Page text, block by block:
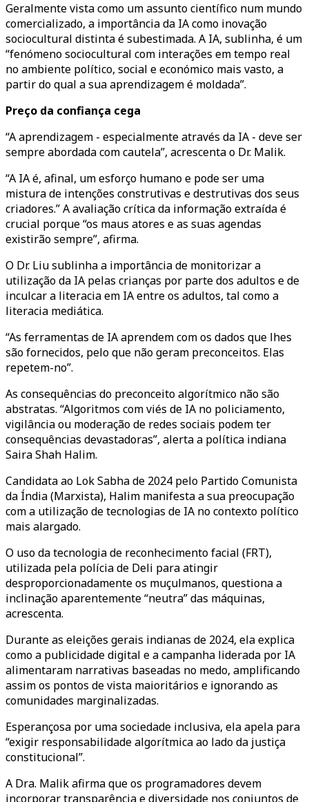
Geralmente vista como um assunto científico num mundo
comercializado, a importância da IA como inovação
sociocultural distinta é subestimada. A IA, sublinha, é um
“fenómeno sociocultural com interações em tempo real
no ambiente político, social e económico mais vasto, a
partir do qual a sua aprendizagem é moldada”.
Preço da confiança cega
“A aprendizagem - especialmente através da IA - deve ser
sempre abordada com cautela”, acrescenta o Dr. Malik.
“A IA é, afinal, um esforço humano e pode ser uma
mistura de intenções construtivas e destrutivas dos seus
criadores.” A avaliação crítica da informação extraída é
crucial porque “os maus atores e as suas agendas
existirão sempre”, afirma.
O Dr. Liu sublinha a importância de monitorizar a
utilização da IA pelas crianças por parte dos adultos e de
inculcar a literacia em IA entre os adultos, tal como a
literacia mediática.
“As ferramentas de IA aprendem com os dados que lhes
são fornecidos, pelo que não geram preconceitos. Elas
repetem-no”.
As consequências do preconceito algorítmico não são
abstratas. “Algoritmos com viés de IA no policiamento,
vigilância ou moderação de redes sociais podem ter
consequências devastadoras”, alerta a política indiana
Saira Shah Halim.
Candidata ao Lok Sabha de 2024 pelo Partido Comunista
da Índia (Marxista), Halim manifesta a sua preocupação
com a utilização de tecnologias de IA no contexto político
mais alargado.
O uso da tecnologia de reconhecimento facial (FRT),
utilizada pela polícia de Deli para atingir
desproporcionadamente os muçulmanos, questiona a
inclinação aparentemente “neutra” das máquinas,
acrescenta.
Durante as eleições gerais indianas de 2024, ela explica
como a publicidade digital e a campanha liderada por IA
alimentaram narrativas baseadas no medo, amplificando
assim os pontos de vista maioritários e ignorando as
comunidades marginalizadas.
Esperançosa por uma sociedade inclusiva, ela apela para
“exigir responsabilidade algorítmica ao lado da justiça
constitucional”.
A Dra. Malik afirma que os programadores devem
incorporar transparência e diversidade nos conjuntos de